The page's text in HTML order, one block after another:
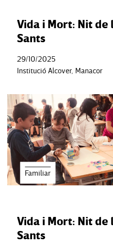
Vida i Mort: Nit de
Sants
29/10/2025
Institució Alcover, Manacor
Familiar
Vida i Mort: Nit de
Sants